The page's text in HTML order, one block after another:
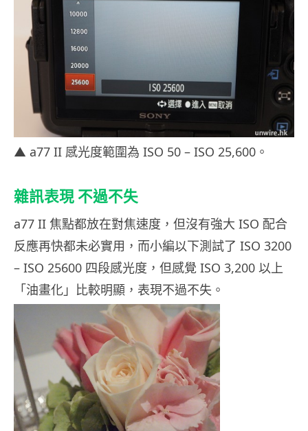
▲ a77 II 感光度範圍為 ISO 50 – ISO 25,600。
雜訊表現 不過不失
a77 II 焦點都放在對焦速度，但沒有強大 ISO 配合
反應再快都未必實用，而小編以下測試了 ISO 3200
– ISO 25600 四段感光度，但感覺 ISO 3,200 以上
「油畫化」比較明顯，表現不過不失。